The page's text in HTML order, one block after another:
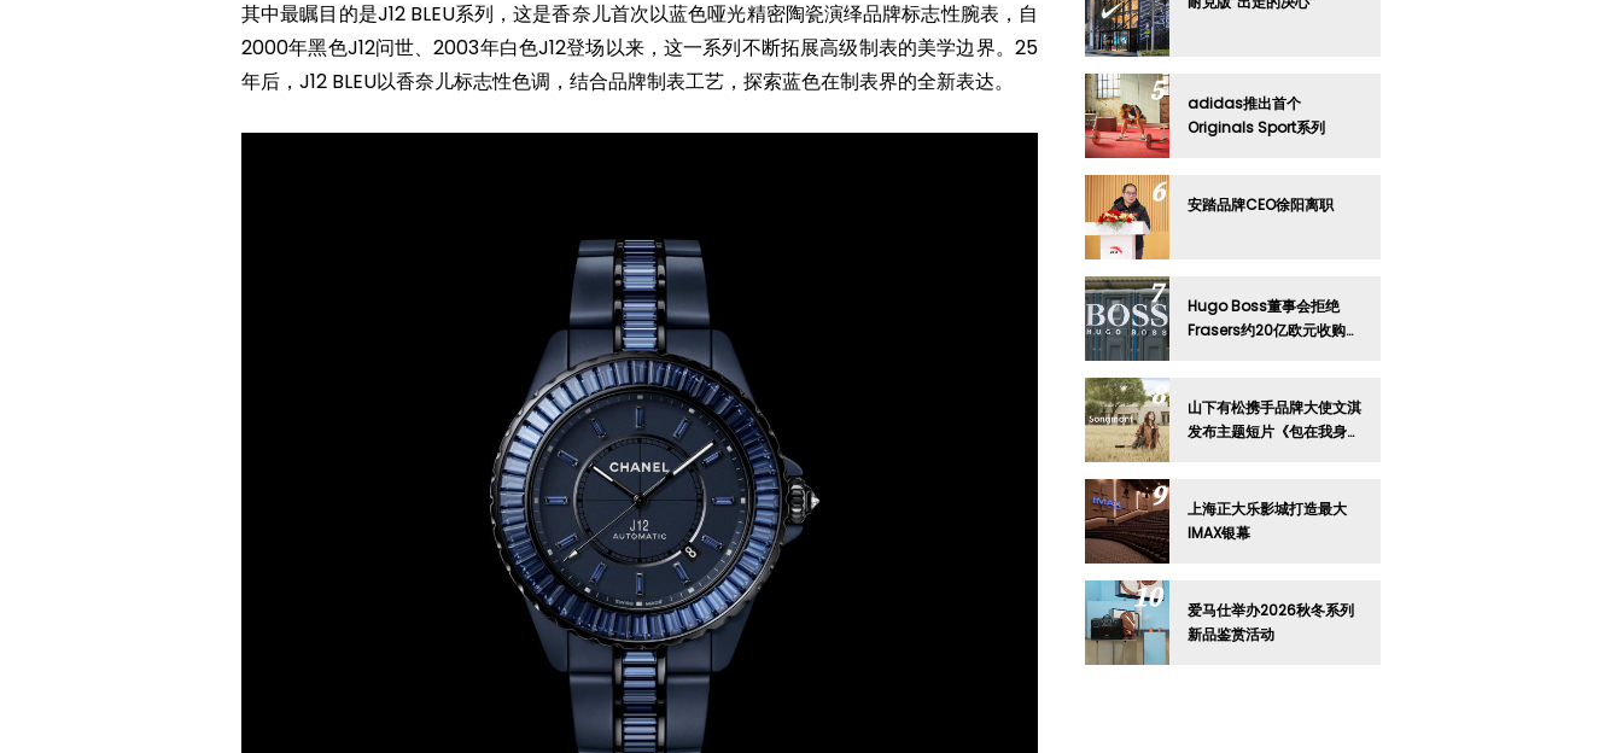
其中最瞩目的是J12 BLEU系列，这是香奈儿首次以蓝色哑光精密陶瓷演绎品牌标志性腕表，自
2000年黑色J12问世、2003年白色J12登场以来，这一系列不断拓展高级制表的美学边界。25
年后，J12 BLEU以香奈儿标志性色调，结合品牌制表工艺，探索蓝色在制表界的全新表达。
adidas推出首个
Originals Sport系列
安踏品牌CEO徐阳离职
Hugo Boss董事会拒绝
Frasers约20亿欧元收购要
山下有松携手品牌大使文淇
发布主题短片《包在我身
上海正大乐影城打造最大
IMAX银幕
爱马仕举办2026秋冬系列
新品鉴赏活动